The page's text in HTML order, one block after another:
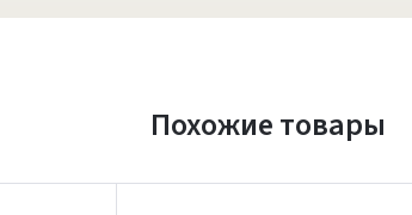
Похожие товары